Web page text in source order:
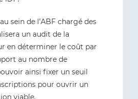
sein de l’ABF chargé des
un audit de la
en déterminer le coût par
au nombre de
ainsi fixer un seuil
pour ouvrir un
viable.